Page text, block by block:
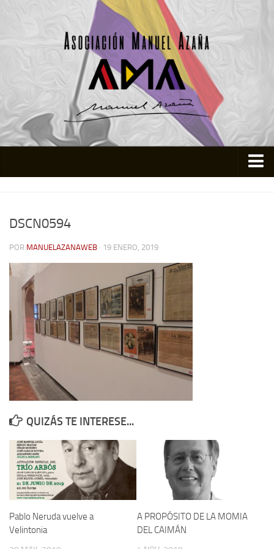
Actividades
Colabora
Contacto
Memoria Histórica
Investigación previa de la represión en Talavera de la Reina (1937-
1947).
Informe Represión en Toledo 1936-1947 | Buscador
Informe de la fosa de abril de 1939 de Tembleque
Personajes republicanos
Izquierda Republicana. Agrupaciones y Militantes (1934-1939)
Izquierda Republicana. Navarra
Izquierda Republicana. Galicia
Textos esenciales del republicanismo
DSCN0594
POR MANUELAZANAWEB · 19 ENERO, 2019
QUIZÁS TE INTERESE...
Pablo Neruda vuelve a
Velintonia
A PROPÓSITO DE LA MOMIA
DEL CAIMÁN